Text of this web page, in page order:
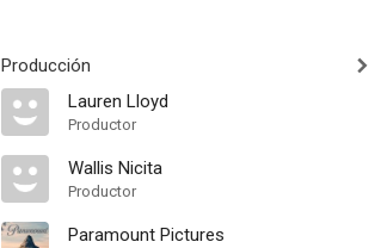
Producción
Lauren Lloyd
Productor
Wallis Nicita
Productor
Paramount Pictures